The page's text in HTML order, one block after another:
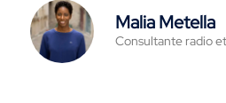
Malia Metella
Consultante radio